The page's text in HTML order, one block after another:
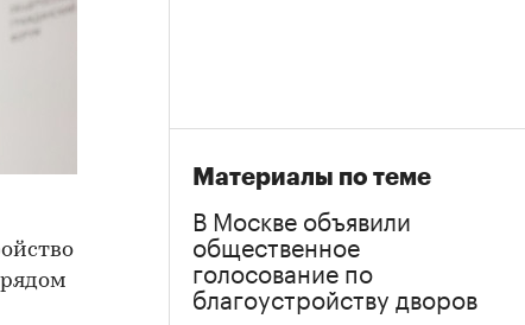
Материалы по теме
В Москве объявили
общественное
голосование по
благоустройству дворов